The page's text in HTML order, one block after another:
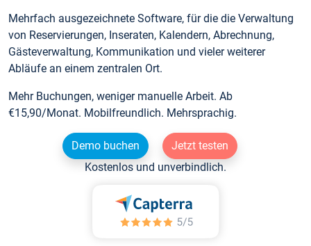
Mehrfach ausgezeichnete Software, für die die Verwaltung
von Reservierungen, Inseraten, Kalendern, Abrechnung,
Gästeverwaltung, Kommunikation und vieler weiterer
Abläufe an einem zentralen Ort.
Mehr Buchungen, weniger manuelle Arbeit. Ab
€15,90/Monat. Mobilfreundlich. Mehrsprachig.
Demo buchen
Jetzt testen
Kostenlos und unverbindlich.